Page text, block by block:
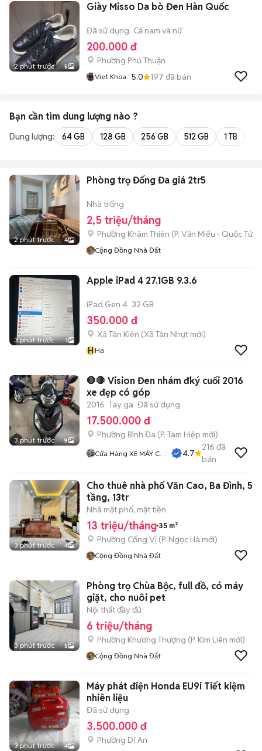
2 phút trước 5
Giày Misso Da bò Đen Hàn Quốc
Đã sử dụng Cả nam và nữ
200.000 đ
Phường Phú Thuận
Viet Khoa 5.0 197 đã bán
Bạn cần tìm dung lượng nào ?
Dung lượng: 64 GB 128 GB 256 GB 512 GB 1 TB
2 phút trước 4
Phòng trọ Đống Đa giá 2tr5
Nhà trống
2,5 triệu/tháng
Phường Khâm Thiên (P. Văn Miếu - Quốc Tử
Cộng Đồng Nhà Đất
3 phút trước 1
Apple iPad 4 27.1GB 9.3.6
iPad Gen 4 32 GB
350.000 đ
Xã Tân Kiên (Xã Tân Nhựt mới)
HHa
3 phút trước 9
🛑🛑 Vision Đen nhám đký cuối 2016
xe đẹp có góp
2016 Tay ga Đã sử dụng
17.500.000 đ
Phường Bình Đa (P. Tam Hiệp mới)
Cửa Hàng XE MÁY CŨ
4.7
216 đã
bán
3 phút trước 4
Cho thuê nhà phố Văn Cao, Ba Đình, 5
tầng, 13tr
Nhà mặt phố, mặt tiền
13 triệu/tháng 35 m²
Phường Cống Vị (P. Ngọc Hà mới)
Cộng Đồng Nhà Đất
3 phút trước 5
Phòng trọ Chùa Bộc, full đồ, có máy
giặt, cho nuôi pet
Nội thất đầy đủ
6 triệu/tháng
Phường Khương Thượng (P. Kim Liên mới)
Cộng Đồng Nhà Đất
3 phút trước 4
Máy phát điện Honda EU9i Tiết kiệm
nhiên liệu
Đã sử dụng
3.500.000 đ
Phường Dĩ An